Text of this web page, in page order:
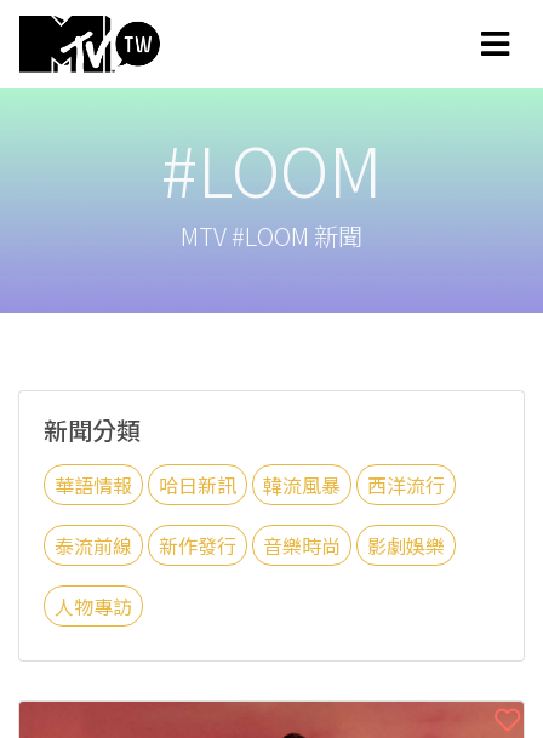
#LOOM
MTV #LOOM 新聞
新聞分類
華語情報 哈日新訊 韓流風暴 西洋流行
泰流前線 新作發行 音樂時尚 影劇娛樂
人物專訪